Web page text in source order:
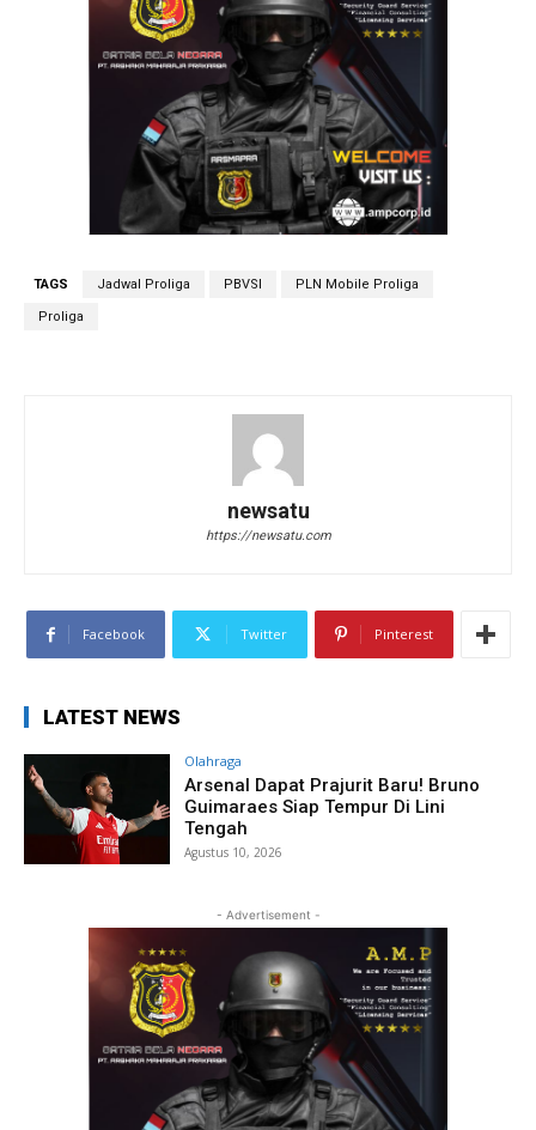
TAGS Jadwal Proliga PBVSI PLN Mobile Proliga
Proliga
newsatu
https://newsatu.com
Facebook Twitter Pinterest
LATEST NEWS
Olahraga
Arsenal Dapat Prajurit Baru! Bruno
Guimaraes Siap Tempur Di Lini
Tengah
Agustus 10, 2026
- Advertisement -